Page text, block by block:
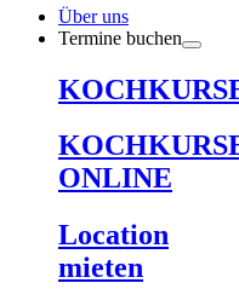
Über uns
Termine buchen
ONLINE
Location
mieten